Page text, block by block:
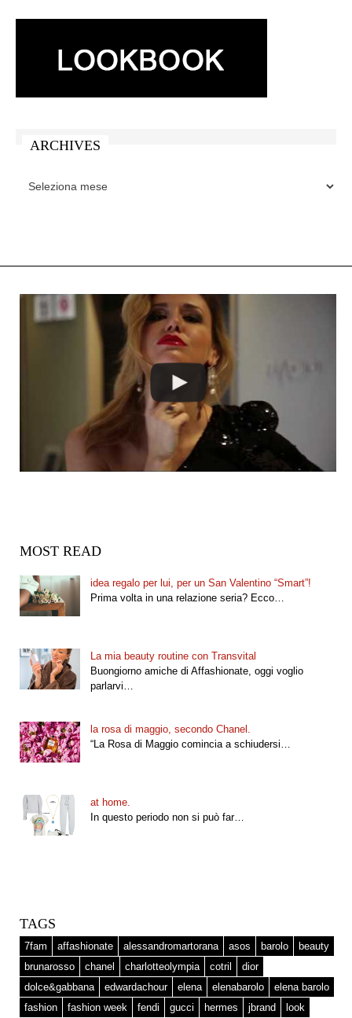
ARCHIVES
MOST READ
idea regalo per lui, per un San Valentino “Smart”!
Prima volta in una relazione seria? Ecco…
La mia beauty routine con Transvital
Buongiorno amiche di Affashionate, oggi voglio
parlarvi…
la rosa di maggio, secondo Chanel.
“La Rosa di Maggio comincia a schiudersi…
at home.
In questo periodo non si può far…
TAGS
7fam affashionate alessandromartorana asos barolo
beauty
brunarosso
chanel charlotteolympia cotril
dior
dolce&gabbana
edwardachour elena elenabarolo
elena barolo
fashion
fashion week fendi gucci hermes jbrand look